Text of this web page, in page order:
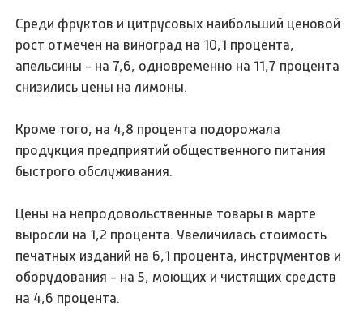
Среди фруктов и цитрусовых наибольший ценовой
рост отмечен на виноград на 10,1 процента,
апельсины - на 7,6, одновременно на 11,7 процента
снизились цены на лимоны.
Кроме того, на 4,8 процента подорожала
продукция предприятий общественного питания
быстрого обслуживания.
Цены на непродовольственные товары в марте
выросли на 1,2 процента. Увеличилась стоимость
печатных изданий на 6,1 процента, инструментов и
оборудования - на 5, моющих и чистящих средств
на 4,6 процента.